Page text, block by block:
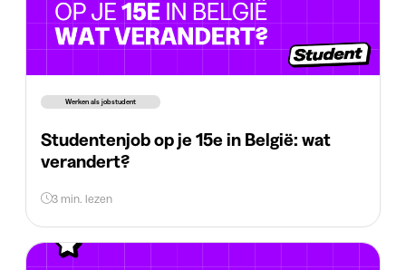
Werken als jobstudent
Studentenjob op je 15e in België: wat
verandert?
3 min. lezen